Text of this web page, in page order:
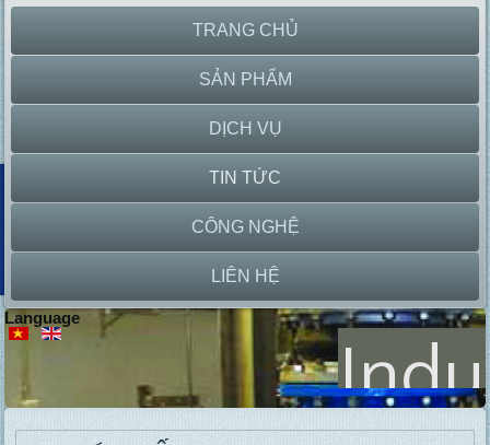
TRANG CHỦ
SẢN PHẨM
DỊCH VỤ
TIN TỨC
CÔNG NGHỆ
LIÊN HỆ
Language